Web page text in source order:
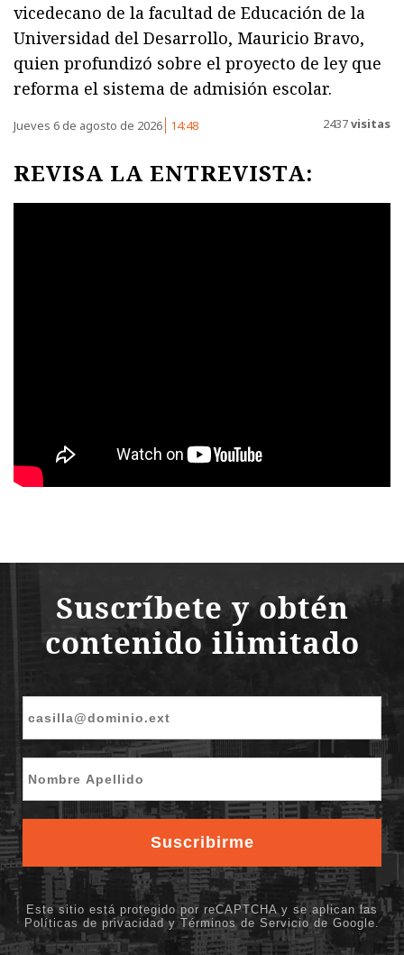
vicedecano de la facultad de Educación de la
Universidad del Desarrollo, Mauricio Bravo,
quien profundizó sobre el proyecto de ley que
reforma el sistema de admisión escolar.
Jueves 6 de agosto de 2026 14:48 2437visitas
REVISA LA ENTREVISTA: